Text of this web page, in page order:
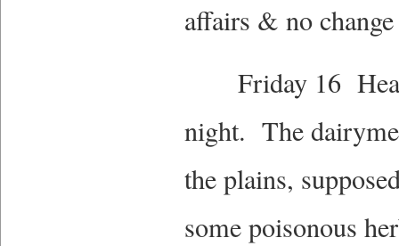
affairs & no
Friday 16 Heat
night. The
the plains,
some poisonous